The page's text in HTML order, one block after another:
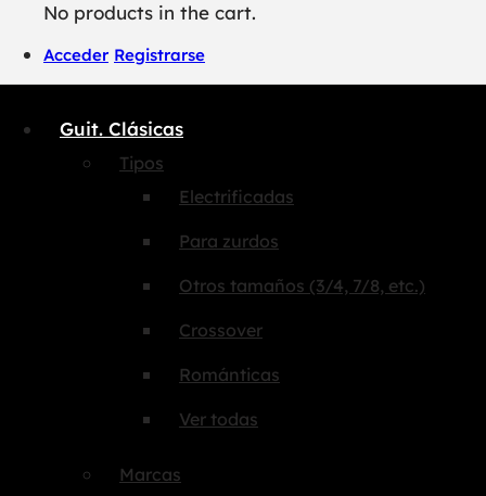
No products in the cart.
Acceder Registrarse
Guit. Clásicas
Tipos
Electrificadas
Para zurdos
Otros tamaños (3/4, 7/8, etc.)
Crossover
Románticas
Ver todas
Marcas